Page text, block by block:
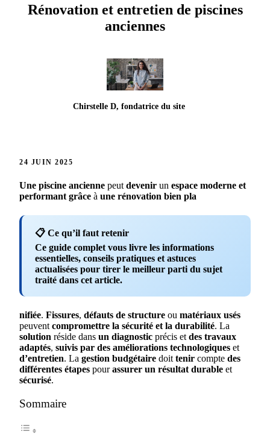
Rénovation et entretien de piscines
anciennes
Chirstelle D, fondatrice du site
24 JUIN 2025
Une piscine ancienne peut devenir un espace moderne et
performant grâce à une rénovation bien pla
📋 Ce qu’il faut retenir
Ce guide complet vous livre les informations
essentielles, conseils pratiques et astuces
actualisées pour tirer le meilleur parti du sujet
traité dans cet article.
nifiée. Fissures, défauts de structure ou matériaux usés
peuvent compromettre la sécurité et la durabilité. La
solution réside dans un diagnostic précis et des travaux
adaptés, suivis par des améliorations technologiques et
d’entretien. La gestion budgétaire doit tenir compte des
différentes étapes pourassurer un résultat durable et
sécurisé.
Sommaire